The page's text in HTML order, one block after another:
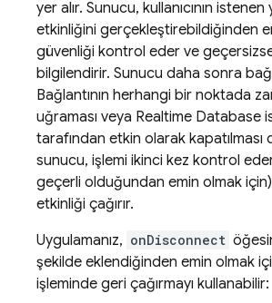
yer alır. Sunucu, kullanıcının istenen
etkinliğini gerçekleştirebildiğinden
güvenliği kontrol eder ve geçersizse
bilgilendirir. Sunucu daha sonra
Bağlantının herhangi bir noktada
uğraması veya Realtime Database
tarafından etkin olarak kapatılması
sunucu, işlemi ikinci kez kontrol
geçerli olduğundan emin olmak
etkinliği çağırır.
Uygulamanız, onDisconnect
şekilde eklendiğinden emin olmak
işleminde geri çağırmayı kullanabilir: